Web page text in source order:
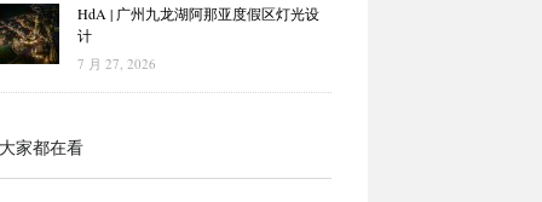
HdA | 广州九龙湖阿那亚度假区灯光设
计
7 月 27, 2026
家都在看